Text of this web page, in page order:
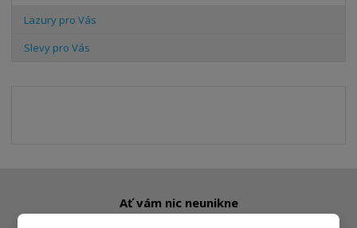
Lazury pro Vás
Slevy pro Vás
Ať vám nic neunikne